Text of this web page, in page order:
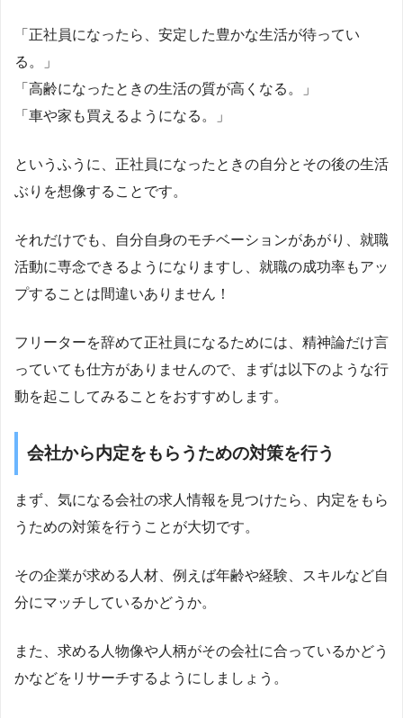
「正社員になったら、安定した豊かな生活が待ってい
る。」
「高齢になったときの生活の質が高くなる。」
「車や家も買えるようになる。」
というふうに、正社員になったときの自分とその後の生活
ぶりを想像することです。
それだけでも、自分自身のモチベーションがあがり、就職
活動に専念できるようになりますし、就職の成功率もアッ
プすることは間違いありません！
フリーターを辞めて正社員になるためには、精神論だけ言
っていても仕方がありませんので、まずは以下のような行
動を起こしてみることをおすすめします。
会社から内定をもらうための対策を行う
まず、気になる会社の求人情報を見つけたら、内定をもら
うための対策を行うことが大切です。
その企業が求める人材、例えば年齢や経験、スキルなど自
分にマッチしているかどうか。
また、求める人物像や人柄がその会社に合っているかどう
かなどをリサーチするようにしましょう。